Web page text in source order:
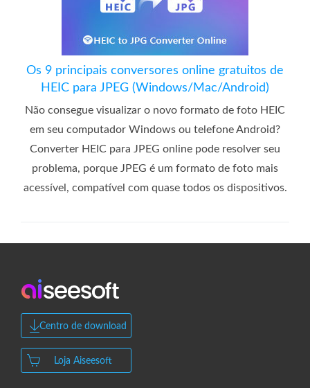
Os 9 principais conversores online gratuitos de
HEIC para JPEG (Windows/Mac/Android)
Não consegue visualizar o novo formato de foto HEIC
em seu computador Windows ou telefone Android?
Converter HEIC para JPEG online pode resolver seu
problema, porque JPEG é um formato de foto mais
acessível, compatível com quase todos os dispositivos.
Centro de download
Loja Aiseesoft